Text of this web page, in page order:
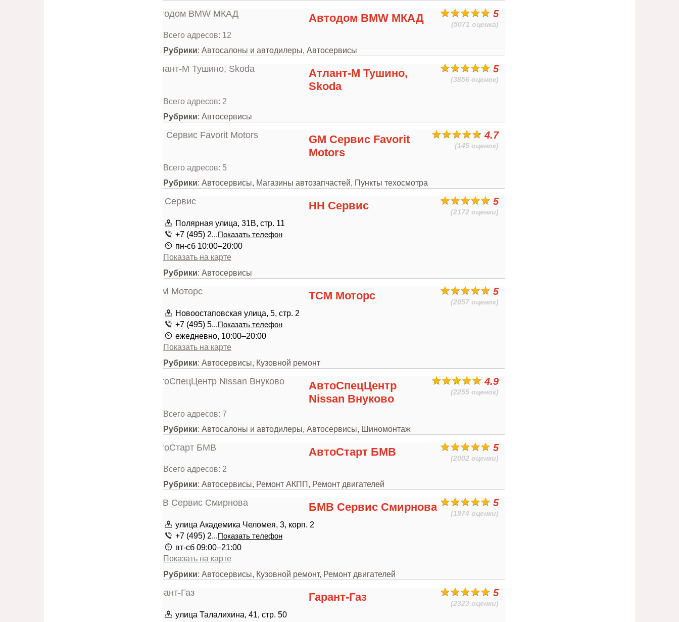
5
(5071 оценка)
Автодом BMW МКАД
Всего адресов: 12
Рубрики: Автосалоны и автодилеры, Автосервисы
5
(3856 оценок)
Атлант-М Тушино,
Skoda
Всего адресов: 2
Рубрики: Автосервисы
4.7
(145 оценок)
GM Сервис Favorit
Motors
Всего адресов: 5
Рубрики: Автосервисы, Магазины автозапчастей, Пункты техосмотра
5
(2172 оценки)
НН Сервис
Полярная улица, 31В, стр. 11
+7 (495) 2...Показать телефон
пн-сб 10:00–20:00
Показать на карте
Рубрики: Автосервисы
5
(2057 оценок)
ТСМ Моторс
Новоостаповская улица, 5, стр. 2
+7 (495) 5...Показать телефон
ежедневно, 10:00–20:00
Показать на карте
Рубрики: Автосервисы, Кузовной ремонт
4.9
(2255 оценок)
АвтоСпецЦентр
Nissan Внуково
Всего адресов: 7
Рубрики: Автосалоны и автодилеры, Автосервисы, Шиномонтаж
5
(2002 оценки)
АвтоСтарт БМВ
Всего адресов: 2
Рубрики: Автосервисы, Ремонт АКПП, Ремонт двигателей
5
(1974 оценки)
БМВ Сервис Смирнова
улица Академика Челомея, 3, корп. 2
+7 (495) 2...Показать телефон
вт-сб 09:00–21:00
Показать на карте
Рубрики: Автосервисы, Кузовной ремонт, Ремонт двигателей
5
(2323 оценки)
Гарант-Газ
улица Талалихина, 41, стр. 50